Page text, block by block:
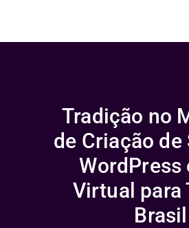
Tradição no
de Criação de
WordPress
Virtual para
Brasil